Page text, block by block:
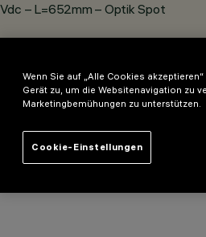
– L=652mm – Optik Spot
Wenn Sie auf „Alle Cookies
Gerät zu, um die Websitenavigation zu
Marketingbemühungen zu unterstützen.
Cookie-Einstellungen